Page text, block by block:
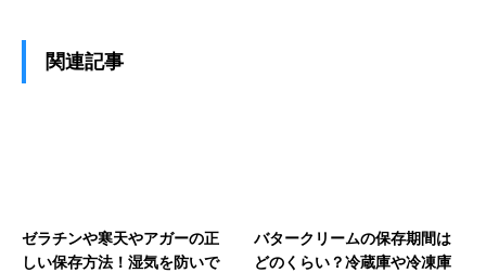
関連記事
ゼラチンや寒天やアガーの正
しい保存方法！湿気を防いで
バタークリームの保存期間は
どのくらい？冷蔵庫や冷凍庫